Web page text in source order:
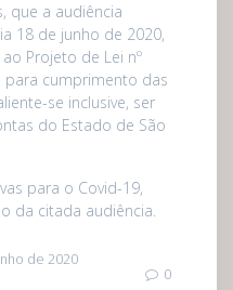
que a audiência
18 de junho de 2020,
Projeto de Lei nº
para cumprimento das
se inclusive, ser
do Estado de São
para o Covid-19,
da citada audiência.
de 2020
0